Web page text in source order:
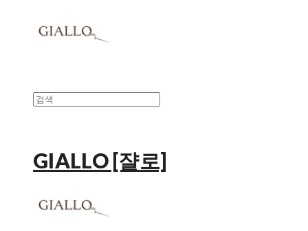
GIALLO [쟐로]